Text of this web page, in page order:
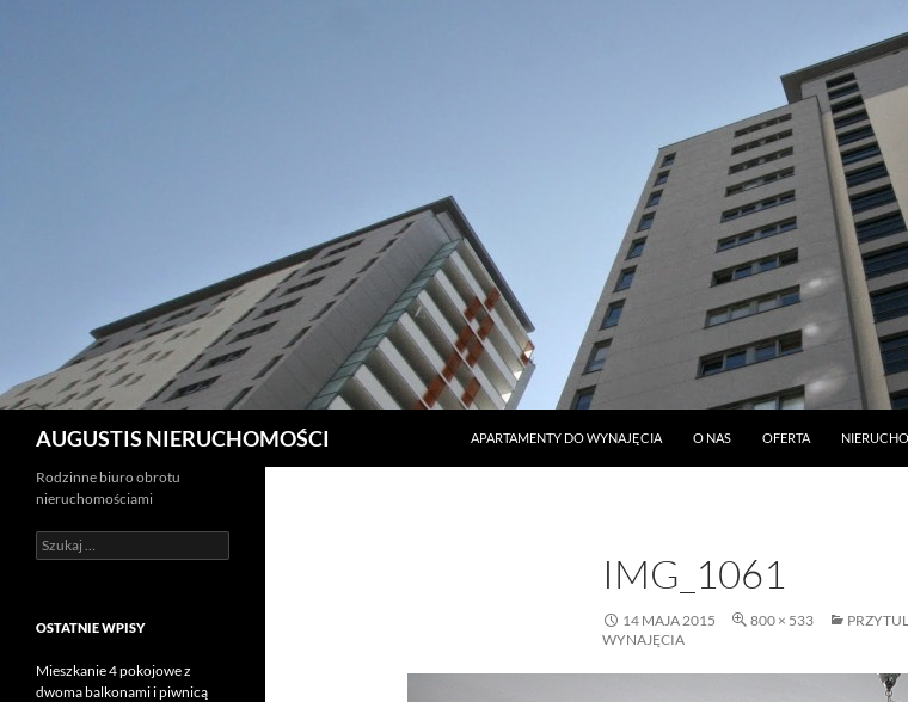
AUGUSTIS NIERUCHOMOŚCI
APARTAMENTY DO WYNAJĘCIA
O NAS OFERTA
IMG_1061
14 MAJA 2015 800 × 533
WYNAJĘCIA
Rodzinne biuro obrotu
nieruchomościami
Szukaj:
OSTATNIE WPISY
Mieszkanie 4 pokojowe z
dwoma balkonami i piwnicą